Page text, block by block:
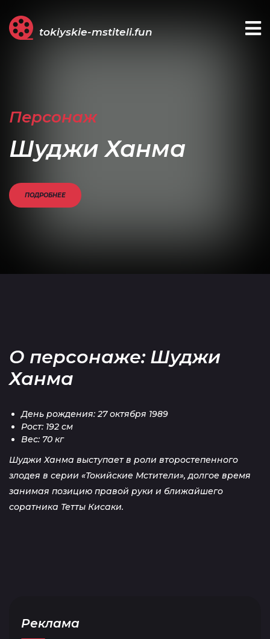
tokiyskie-mstiteli.fun
Персонаж
Шуджи Ханма
ПОДРОБНЕЕ
О персонаже: Шуджи
Ханма
День рождения: 27 октября 1989
Рост: 192 cм
Вес: 70 кг
Шуджи Ханма выступает в роли второстепенного
злодея в серии «Токийские Мстители», долгое время
занимая позицию правой руки и ближайшего
соратника Тетты Кисаки.
Реклама